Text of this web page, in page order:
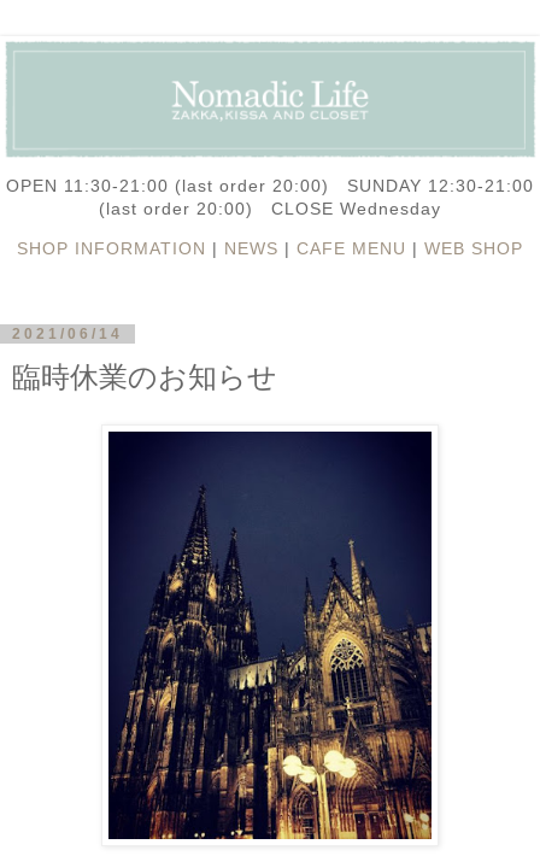
OPEN 11:30-21:00 (last order 20:00) SUNDAY 12:30-21:00
(last order 20:00) CLOSE Wednesday
SHOP INFORMATION | NEWS | CAFE MENU | WEB SHOP
2021/06/14
臨時休業のお知らせ